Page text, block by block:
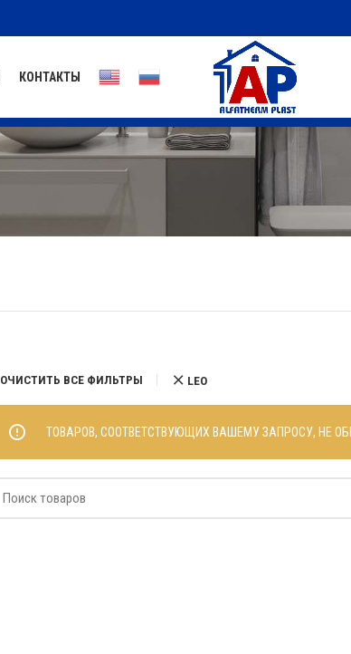
КОНТАКТЫ
ОЧИСТИТЬ ВСЕ ФИЛЬТРЫ LEO
ТОВАРОВ, СООТВЕТСТВУЮЩИХ ВАШЕМУ ЗАПРОСУ, НЕ